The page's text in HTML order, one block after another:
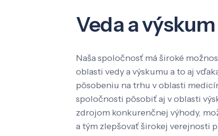
Veda a výskum
Naša spoločnosť má široké
oblasti vedy a výskumu a to aj
pôsobeniu na trhu v oblasti
spoločnosti pôsobiť aj v oblasti
zdrojom konkurenčnej výhody,
a tým zlepšovať širokej verejnosti